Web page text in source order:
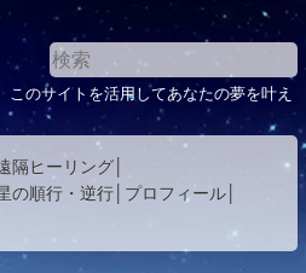
のサイトを活用してあなたの夢を叶え
隔ヒーリング
の順行・逆行
プロフィール